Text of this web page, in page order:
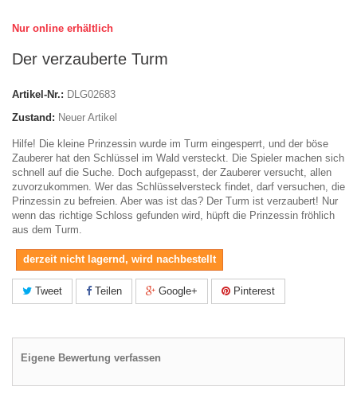
Nur online erhältlich
Der verzauberte Turm
Artikel-Nr.: DLG02683
Zustand: Neuer Artikel
Hilfe! Die kleine Prinzessin wurde im Turm eingesperrt, und der böse
Zauberer hat den Schlüssel im Wald versteckt. Die Spieler machen sich
schnell auf die Suche. Doch aufgepasst, der Zauberer versucht, allen
zuvorzukommen. Wer das Schlüsselversteck findet, darf versuchen, die
Prinzessin zu befreien. Aber was ist das? Der Turm ist verzaubert! Nur
wenn das richtige Schloss gefunden wird, hüpft die Prinzessin fröhlich
aus dem Turm.
derzeit nicht lagernd, wird nachbestellt
Tweet Teilen Google+ Pinterest
Eigene Bewertung verfassen